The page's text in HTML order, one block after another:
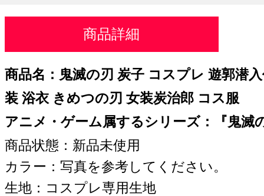
商品詳細
商品名：鬼滅の刃 炭子 コスプレ 遊郭潜
装 浴衣 きめつの刃 女装炭治郎 コス服
アニメ・ゲーム属するシリーズ：『鬼滅
商品状態：新品未使用
カラー：写真を参考してください。
生地：コスプレ専用生地